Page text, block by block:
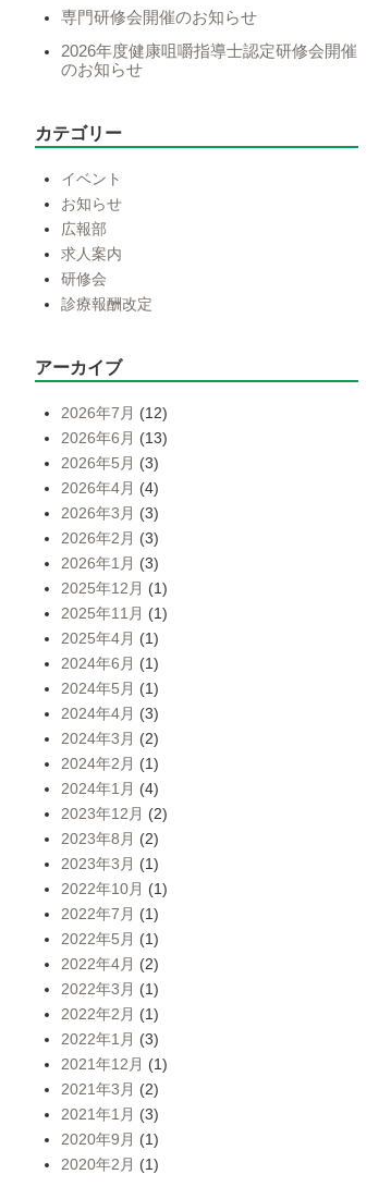
専門研修会開催のお知らせ
2026年度健康咀嚼指導士認定研修会開催
のお知らせ
カテゴリー
イベント
お知らせ
広報部
求人案内
研修会
診療報酬改定
アーカイブ
2026年7月 (12)
2026年6月 (13)
2026年5月 (3)
2026年4月 (4)
2026年3月 (3)
2026年2月 (3)
2026年1月 (3)
2025年12月 (1)
2025年11月 (1)
2025年4月 (1)
2024年6月 (1)
2024年5月 (1)
2024年4月 (3)
2024年3月 (2)
2024年2月 (1)
2024年1月 (4)
2023年12月 (2)
2023年8月 (2)
2023年3月 (1)
2022年10月 (1)
2022年7月 (1)
2022年5月 (1)
2022年4月 (2)
2022年3月 (1)
2022年2月 (1)
2022年1月 (3)
2021年12月 (1)
2021年3月 (2)
2021年1月 (3)
2020年9月 (1)
2020年2月 (1)